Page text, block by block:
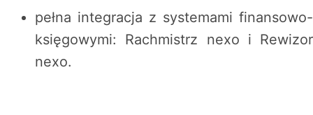
pełna integracja z systemami finansowo-
księgowymi: Rachmistrz nexo i Rewizor
nexo.